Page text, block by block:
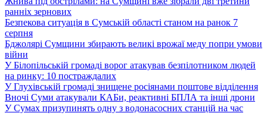
ранніх зернових
Безпекова ситуація в Сумській області станом на ранок 7
серпня
Бджолярі Сумщини збирають великі врожаї меду попри умови
війни
У Білопільській громаді ворог атакував безпілотником людей
на ринку: 10 постраждалих
У Глухівській громаді знищене росіянами поштове відділення
Вночі Суми атакували КАБи, реактивні БПЛА та інші дрони
У Сумах призупинять одну з водонасосних станцій на час